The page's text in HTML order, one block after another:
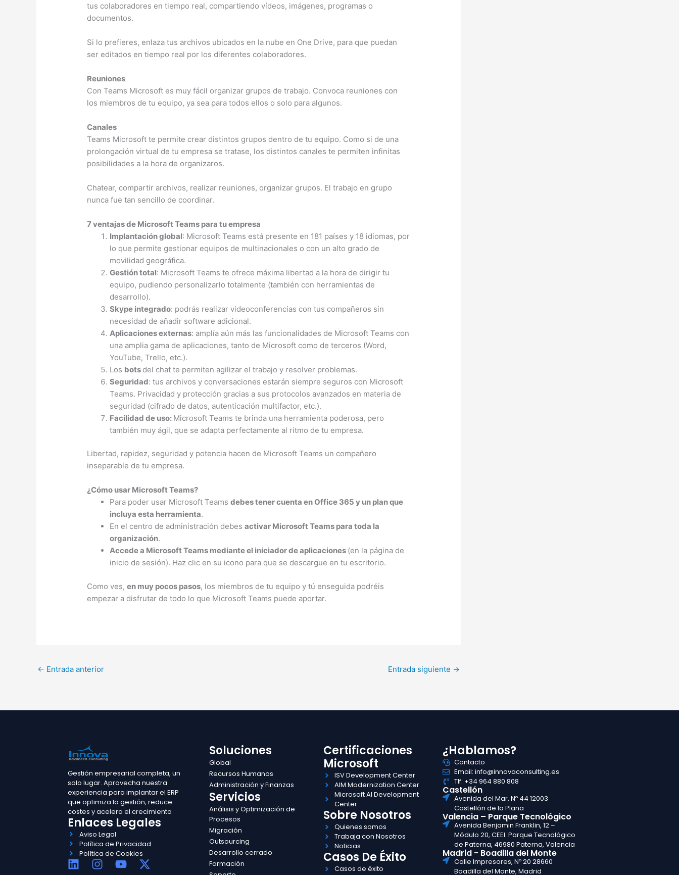
tus colaboradores en tiempo real, compartiendo vídeos, imágenes, programas o
documentos.
Si lo prefieres, enlaza tus archivos ubicados en la nube en One Drive, para que puedan
ser editados en tiempo real por los diferentes colaboradores.
Reuniones
Con Teams Microsoft es muy fácil organizar grupos de trabajo. Convoca reuniones con
los miembros de tu equipo, ya sea para todos ellos o solo para algunos.
Canales
Teams Microsoft te permite crear distintos grupos dentro de tu equipo. Como si de una
prolongación virtual de tu empresa se tratase, los distintos canales te permiten infinitas
posibilidades a la hora de organizaros.
Chatear, compartir archivos, realizar reuniones, organizar grupos. El trabajo en grupo
nunca fue tan sencillo de coordinar.
7 ventajas de Microsoft Teams para tu empresa
Implantación global: Microsoft Teams está presente en 181 países y 18 idiomas, por
lo que permite gestionar equipos de multinacionales o con un alto grado de
movilidad geográfica.
Gestión total: Microsoft Teams te ofrece máxima libertad a la hora de dirigir tu
equipo, pudiendo personalizarlo totalmente (también con herramientas de
desarrollo).
Skype integrado: podrás realizar videoconferencias con tus compañeros sin
necesidad de añadir software adicional.
Aplicaciones externas: amplía aún más las funcionalidades de Microsoft Teams con
una amplia gama de aplicaciones, tanto de Microsoft como de terceros (Word,
YouTube, Trello, etc.).
Los bots del chat te permiten agilizar el trabajo y resolver problemas.
Seguridad: tus archivos y conversaciones estarán siempre seguros con Microsoft
Teams. Privacidad y protección gracias a sus protocolos avanzados en materia de
seguridad (cifrado de datos, autenticación multifactor, etc.).
Facilidad de uso: Microsoft Teams te brinda una herramienta poderosa, pero
también muy ágil, que se adapta perfectamente al ritmo de tu empresa.
Libertad, rapidez, seguridad y potencia hacen de Microsoft Teams un compañero
inseparable de tu empresa.
¿Cómo usar Microsoft Teams?
Para poder usar Microsoft Teamsdebes tener cuenta en Office 365 y un plan que
incluya esta herramienta.
En el centro de administración debesactivar Microsoft Teams para toda la
organización.
Accede a Microsoft Teams mediante el iniciador de aplicaciones (en la página de
inicio de sesión). Haz clic en su icono para que se descargue en tu escritorio.
Como ves,en muy pocos pasos, los miembros de tu equipo y tú enseguida podréis
empezar a disfrutar de todo lo que Microsoft Teams puede aportar.
← Entrada anterior Entrada siguiente →
Gestión empresarial completa, un
solo lugar. Aprovecha nuestra
experiencia para implantar el ERP
que optimiza la gestión, reduce
costes y acelera el crecimiento
Enlaces Legales
Aviso Legal
Política de Privacidad
Política de Cookies
L
I
Y
X
Soluciones
Global
Recursos Humanos
Administración y Finanzas
Servicios
Análisis y Optimización de
Procesos
Migración
Outsourcing
Desarrollo cerrado
Formación
Certificaciones
Microsoft
ISV Development Center
AIM Modernization Center
Microsoft AI Development
Center
Sobre Nosotros
Quienes somos
Trabaja con Nosotros
Noticias
Casos De Éxito
Casos de éxito
¿Hablamos?
Contacto
Email: info@innovaconsulting.es
Tlf: +34 964 880 808
Castellón
Avenida del Mar, Nº 44 12003
Castellón de la Plana
Valencia – Parque Tecnológico
Avenida Benjamin Franklin, 12 –
Módulo 20, CEEI. Parque Tecnológico
de Paterna, 46980 Paterna, Valencia
Madrid - Boadilla del Monte
Calle Impresores, Nº 20 28660
Boadilla del Monte, Madrid